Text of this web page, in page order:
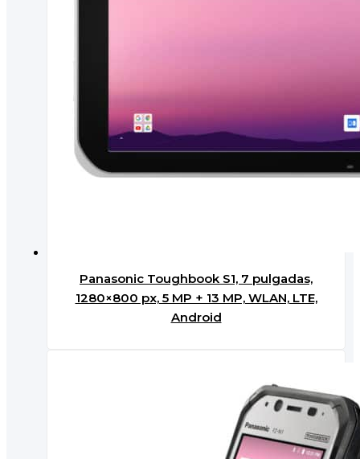
Panasonic Toughbook S1, 7 pulgadas,
1280×800 px, 5 MP + 13 MP, WLAN, LTE,
Android